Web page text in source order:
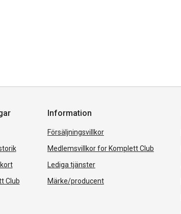
Club
Information
Försäljningsvillkor
Medlemsvillkor for Komplett Club
Lediga tjänster
Märke/producent